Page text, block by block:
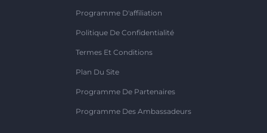
Programme D'affiliation
Politique De Confidentialité
Termes Et Conditions
Plan Du Site
Programme De Partenaires
Programme Des Ambassadeurs